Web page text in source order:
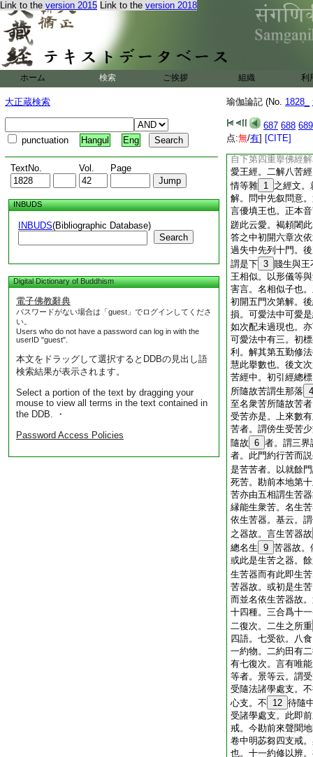
Link to the version 2015 Link to the version 2018
ホーム 検索 ご挨拶 組織 利
大正蔵検索
punctuation Hangul Eng
TextNo. Vol. Page
INBUDS
INBUDS(Bibliographic Database)
Search
Digital Dictionary of Buddhism
電子佛教辭典
パスワードがない場合は「guest」でログインしてくださ
い。
Users who do not have a password can log in with the
userID "guest".
本文をドラッグして選択するとDDBの見出し語
検索結果が表示されます。
Select a portion of the text by dragging your
mouse to view all terms in the text contained in
the DDB. ・
Password Access Policies
瑜伽論記 (No. 1828_
687 688 689
点:無/有] [CITE]
無明生見慢等。相
第二通經異説中。
釋通中。一 11 熟
伴因以釋通。第三
第。識生名色。名
生。三受用境界次
用境界。四受用苦
因。後二苦果。總
地云五支胎藏苦者
卷第六十一
上來決擇生雜染。
自下第四重擧佛經
愛王經。二解八苦
情等雜 1 之經文
解。問中先叙問意
言優填王也。正本
蹉此云愛。褐頼闍
答之中初開六章次
過失中先列十門。
謂是下 3 賤生與王
王相似。以形儀等
害言。名相似子也
初開五門次第解。
損。可愛法中可愛
如次配未過現也。
可愛法中有三。初
利。解其第五勤修
慧此擧數也。後文
苦經中。初引經總
所隨故苦謂生那落 4
至名衆苦所隨故苦
受苦亦是。上來數
苦者。謂傍生受苦
隨故 6 者。謂三界
者。此門約行苦而
是苦苦者。以就餘
死苦。勘前本地第
苦亦由五相謂生苦
縁能生衆苦。名生
依生苦器。基云。
之器故。言生苦器故
總名生 9 苦器故。
或此是生苦之器。
生苦器而有此即生
苦器故。或初是生
而並名依生苦器故
十四種。三合爲十
二復次。二生之所重
四語。七受欲。八
一約物。二約田有
有七復次。言有唯
等者。景等云。謂
受隨法諸學處支。
心支。不
12 待隨
受諸學處支。此即
戒。今勘前來聲聞
卷中明苾芻四支戒
也。十一約修以辨